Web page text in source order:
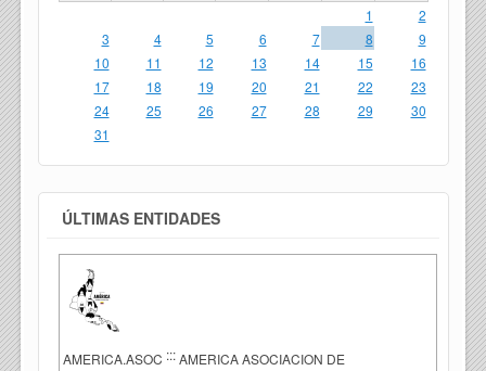
1
2
3
4 5 6 7 8
9
10
11 12 13 14 15
16
17
18 19 20 21 22
23
24
25 26 27 28 29
30
31
ÚLTIMAS ENTIDADES
AMERICA.ASOC ::: AMERICA ASOCIACION DE